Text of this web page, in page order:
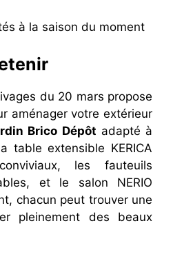
à la saison du moment
du 20 mars propose
aménager votre extérieur
Brico Dépôt adapté à
table extensible KERICA
les fauteuils
et le salon NERIO
chacun peut trouver une
pleinement des beaux